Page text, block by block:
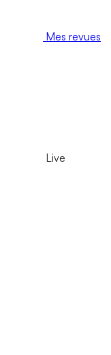
Mes revues
Live